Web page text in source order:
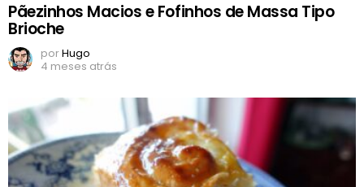
Pãezinhos Macios e Fofinhos de Massa Tipo
Brioche
porHugo
4 meses atrás